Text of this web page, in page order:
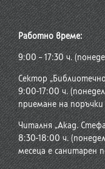
Работно време:
9:00 – 17:30 ч.
Сектор
9:00-17:00 ч.
приемане на поръчки
Читалня „Акад.
8:30-18:00 ч.
месеца е санитарен